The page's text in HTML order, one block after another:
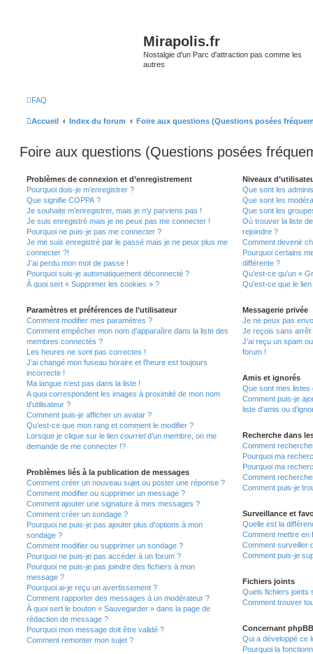
Mirapolis.fr
Nostalgie d'un Parc d'attraction pas comme les
autres
FAQ
Accueil Index du forum Foire aux questions (Questions posées
Foire aux questions (Questions posées
Problèmes de connexion et d’enregistrement
Pourquoi dois-je m’enregistrer ?
Que signifie COPPA ?
Je souhaite m’enregistrer, mais je n’y parviens pas !
Je suis enregistré mais je ne peux pas me connecter !
Pourquoi ne puis-je pas me connecter ?
Je me suis enregistré par le passé mais je ne peux plus me
connecter ?!
J’ai perdu mon mot de passe !
Pourquoi suis-je automatiquement déconnecté ?
À quoi sert « Supprimer les cookies » ?
Paramètres et préférences de l’utilisateur
Comment modifier mes paramètres ?
Comment empêcher mon nom d’apparaître dans la liste des
membres connectés ?
Les heures ne sont pas correctes !
J’ai changé mon fuseau horaire et l’heure est toujours
incorrecte !
Ma langue n’est pas dans la liste !
A quoi correspondent les images à proximité de mon nom
d’utilisateur ?
Comment puis-je afficher un avatar ?
Qu’est-ce que mon rang et comment le modifier ?
Lorsque je clique sur le lien courrield’un membre, on me
demande de me connecter !?
Problèmes liés à la publication de messages
Comment créer un nouveau sujet ou poster une réponse ?
Comment modifier ou supprimer un message ?
Comment ajouter une signature à mes messages ?
Comment créer un sondage ?
Pourquoi ne puis-je pas ajouter plus d’options à mon
sondage ?
Comment modifier ou supprimer un sondage ?
Pourquoi ne puis-je pas accéder à un forum ?
Pourquoi ne puis-je pas joindre des fichiers à mon
message ?
Pourquoi ai-je reçu un avertissement ?
Comment rapporter des messages à un modérateur ?
À quoi sert le bouton « Sauvegarder » dans la page de
rédaction de message ?
Pourquoi mon message doit être validé ?
Comment remonter mon sujet ?
Niveaux
Que sont les
Que sont les
Que sont les
Où trouver la liste
rejoindre ?
Comment devenir
Pourquoi certains
différente ?
Qu’est-ce qu’un «
Qu’est-ce que le
Messagerie privée
Je ne peux pas
Je reçois sans arrêt
J’ai reçu un spam
forum !
Amis et ignorés
Que sont mes listes
Comment puis-je
liste d’amis ou
Recherche dans
Comment
Pourquoi ma
Pourquoi ma
Comment
Comment puis-je
Surveillance et
Quelle est la
Comment mettre en
Comment surveiller
Comment puis-je
Fichiers joints
Quels fichiers joints
Comment trouver
Concernant phpBB
Qui a développé ce
Pourquoi la